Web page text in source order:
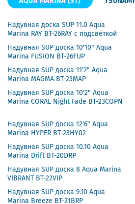
Надувная доска SUP 11.0 Aqua
Marina RAY BT-26RAY с подсветкой
Надувная SUP доска 10'10" Aqua
Marina FUSION BT-26FUP
Надувная SUP доска 11'2" Aqua
Marina MAGMA BT-23MAP
Надувная SUP доска 10'2" Aqua
Marina CORAL Night Fade BT-23COPN
Надувная SUP доска 12'6" Aqua
Marina HYPER BT-23HY02
Надувная SUP доска 10.10 Aqua
Marina Drift BT-20DRP
Надувная SUP доска 8 Aqua Marina
VIBRANT BT-22VIP
Надувная SUP доска 9.10 Aqua
Marina Breeze BT-21BRP